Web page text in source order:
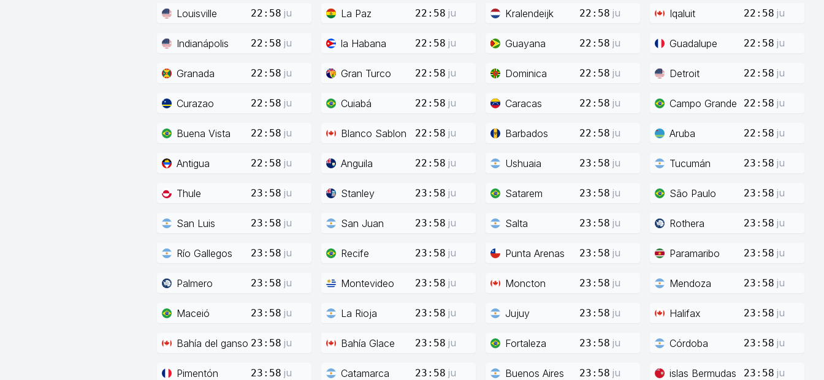
Louisville 22:58 ju La Paz 22:58 ju Kralendeijk 22:58 ju Iqaluit 22:58 ju
Indianápolis 22:58 ju la Habana 22:58 ju Guayana 22:58 ju Guadalupe 22:58 ju
Granada 22:58 ju Gran Turco 22:58 ju Dominica 22:58 ju Detroit 22:58 ju
Curazao 22:58 ju Cuiabá 22:58 ju Caracas 22:58 ju Campo Grande 22:58 ju
Buena Vista 22:58 ju Blanco Sablon 22:58 ju Barbados 22:58 ju Aruba 22:58 ju
Antigua 22:58 ju Anguila 22:58 ju Ushuaia 23:58 ju Tucumán 23:58 ju
Thule 23:58 ju Stanley 23:58 ju Satarem 23:58 ju São Paulo 23:58 ju
San Luis 23:58 ju San Juan 23:58 ju Salta 23:58 ju Rothera 23:58 ju
Río Gallegos 23:58 ju Recife 23:58 ju Punta Arenas 23:58 ju Paramaribo 23:58 ju
Palmero 23:58 ju Montevideo 23:58 ju Moncton 23:58 ju Mendoza 23:58 ju
Maceió 23:58 ju La Rioja 23:58 ju Jujuy 23:58 ju Halifax 23:58 ju
Bahía del ganso 23:58 ju Bahía Glace 23:58 ju Fortaleza 23:58 ju Córdoba 23:58 ju
Pimentón 23:58 ju Catamarca 23:58 ju Buenos Aires 23:58 ju islas Bermudas 23:58 ju